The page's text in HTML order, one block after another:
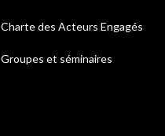
Charte des Acteurs Engagés
Groupes et séminaires